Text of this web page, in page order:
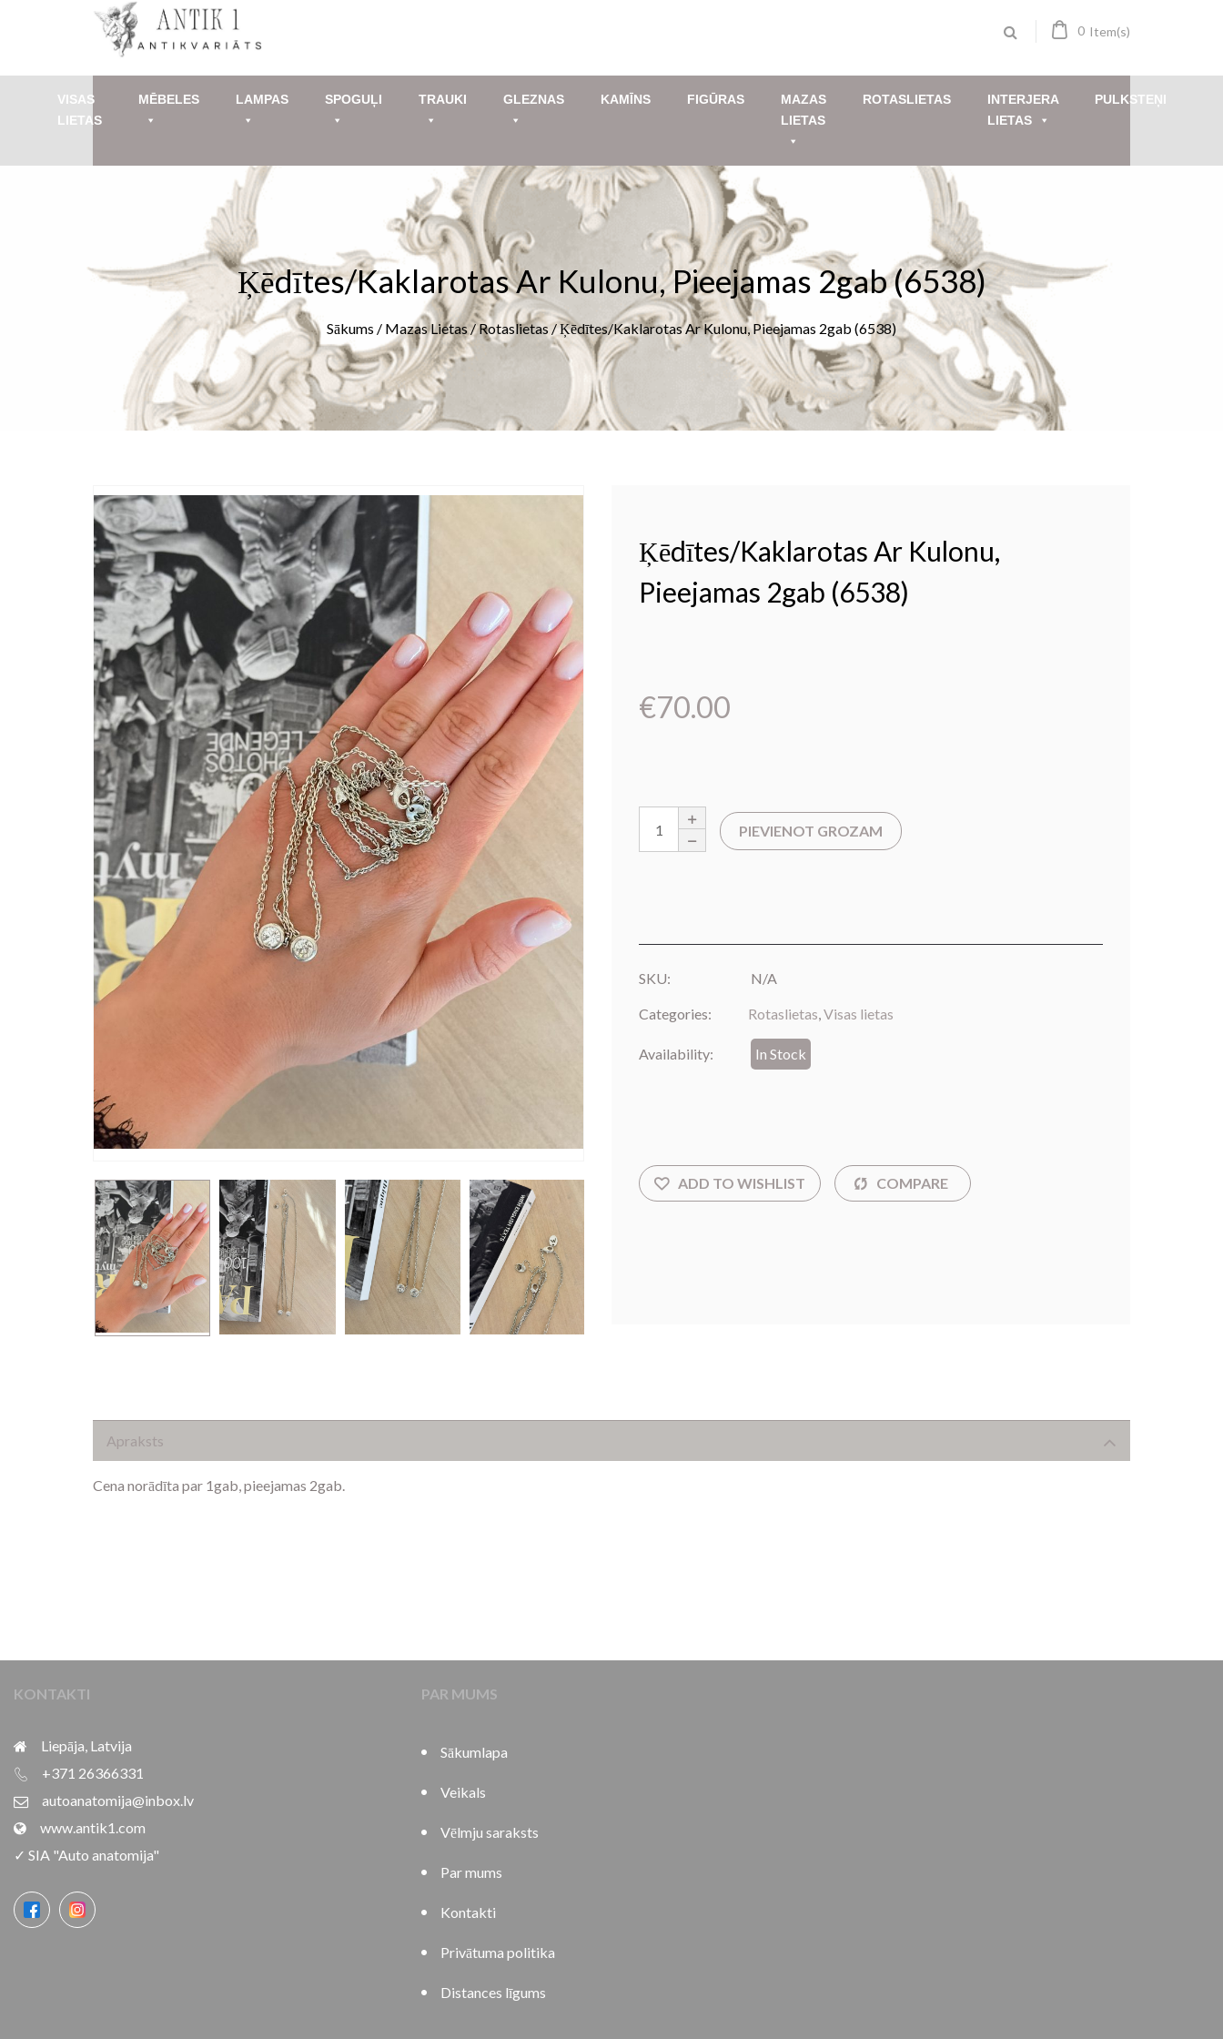
0 Item(s)
VISAS
LIETAS
MĒBELES LAMPAS SPOGUĻI TRAUKI GLEZNAS KAMĪNS FIGŪRAS
MAZAS
LIETAS
ROTASLIETAS
INTERJERA
LIETAS
PULKSTEŅI
Ķēdītes/kaklarotas Ar Kulonu, Pieejamas 2gab (6538)
Sākums / Mazas Lietas/Rotaslietas / Ķēdītes/kaklarotas Ar Kulonu, Pieejamas 2gab (6538)
Ķēdītes/kaklarotas Ar Kulonu,
Pieejamas 2gab (6538)
€70.00
PIEVIENOT GROZAM
SKU: N/A
Categories: Rotaslietas Visas lietas
Availability: In Stock
Apraksts
Cena norādīta par 1gab, pieejamas 2gab.
KONTAKTI
Liepāja, Latvija
+371 26366331
autoanatomija@inbox.lv
www.antik1.com
✓ SIA "Auto anatomija"
PAR MUMS
Sākumlapa
Veikals
Vēlmju saraksts
Par mums
Kontakti
Privātuma politika
Distances līgums